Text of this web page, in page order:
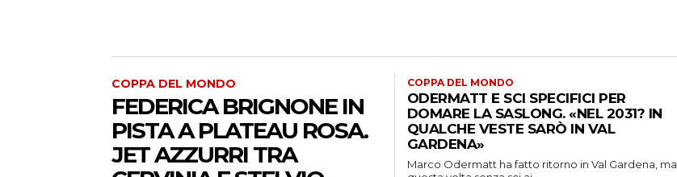
COPPA DEL MONDO
FEDERICA BRIGNONE IN
PISTA A PLATEAU ROSA.
JET AZZURRI TRA
COPPA DEL MONDO
ODERMATT E SCI SPECIFICI PER
DOMARE LA SASLONG. «NEL 2031? IN
QUALCHE VESTE SARÒ IN VAL
GARDENA»
Marco Odermatt ha fatto ritorno in Val Gardena, ma